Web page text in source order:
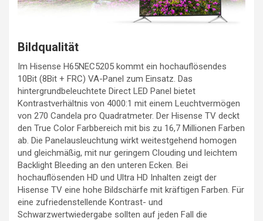
Bildqualität
Im Hisense H65NEC5205 kommt ein hochauflösendes
10Bit (8Bit + FRC) VA-Panel zum Einsatz. Das
hintergrundbeleuchtete Direct LED Panel bietet
Kontrastverhältnis von 4000:1 mit einem Leuchtvermögen
von 270 Candela pro Quadratmeter. Der Hisense TV deckt
den True Color Farbbereich mit bis zu 16,7 Millionen Farben
ab. Die Panelausleuchtung wirkt weitestgehend homogen
und gleichmäßig, mit nur geringem Clouding und leichtem
Backlight Bleeding an den unteren Ecken. Bei
hochauflösenden HD und Ultra HD Inhalten zeigt der
Hisense TV eine hohe Bildschärfe mit kräftigen Farben. Für
eine zufriedenstellende Kontrast- und
Schwarzwertwiedergabe sollten auf jeden Fall die